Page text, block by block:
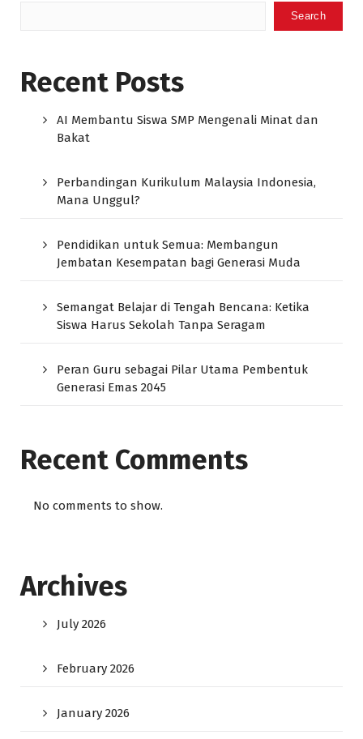
Search
Recent Posts
AI Membantu Siswa SMP Mengenali Minat dan
Bakat
Perbandingan Kurikulum Malaysia Indonesia,
Mana Unggul?
Pendidikan untuk Semua: Membangun
Jembatan Kesempatan bagi Generasi Muda
Semangat Belajar di Tengah Bencana: Ketika
Siswa Harus Sekolah Tanpa Seragam
Peran Guru sebagai Pilar Utama Pembentuk
Generasi Emas 2045
Recent Comments
No comments to show.
Archives
July 2026
February 2026
January 2026